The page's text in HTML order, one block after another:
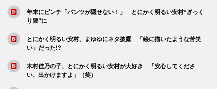
年末にピンチ「パンツが隠せない！」 とにかく明るい安村“ぎっく
り腰”に
とにかく明るい安村、まゆゆにネタ披露 「絵に描いたような苦笑
い」だった!?
木村佳乃の子、とにかく明るい安村が大好き 「安心してくださ
い、出かけますよ」（笑）